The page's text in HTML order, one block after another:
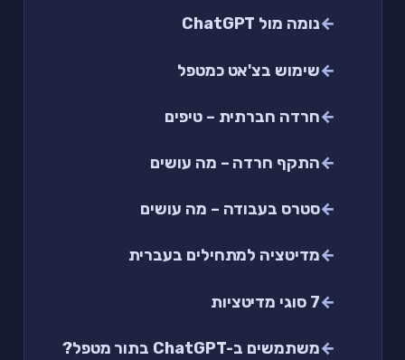
נומה מול ChatGPT
שימוש בצ'אט כמטפל
חרדה חברתית – טיפים
התקף חרדה – מה עושים
סטרס בעבודה – מה עושים
מדיטציה למתחילים בעברית
7 סוגי מדיטציות
משתמשים ב-ChatGPT בתור מטפל?